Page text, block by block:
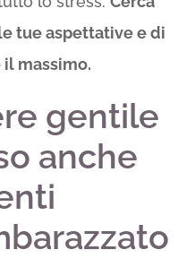
tue aspettative e di
massimo.
gentile
anche